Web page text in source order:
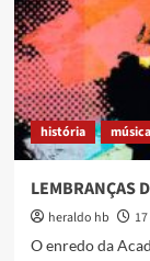
ELA
da
BF
2026
e
fortalece
cena
artística
Baixada
Fluminense
história música
LEMBRANÇAS
heraldo hb
O enredo da